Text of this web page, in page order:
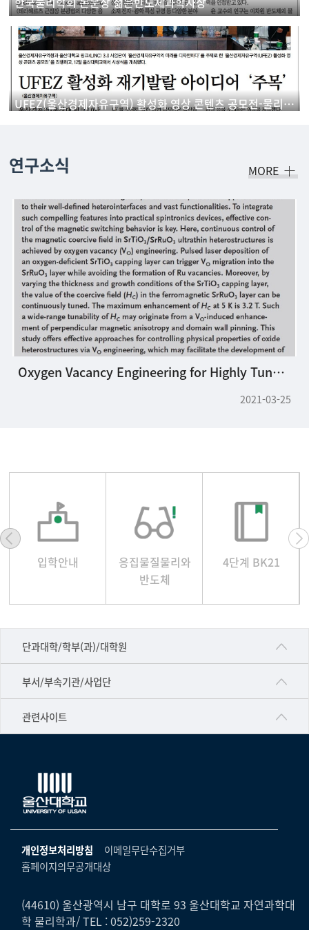
UFEZ(울산경제자유구역) 활성화 영상 콘텐츠 공모전-물리학과 학생 '우수상' 수상
연구소식 MORE
Oxygen Vacancy Engineering for Highly Tunable Ferromagnetic Properties: A Case of SrRuO3 Ultrathin Film with a SrTiO3 Capping Layer
2021-03-25
입학안내
응집물질물리와
반도체
4단계 BK21
단과대학/학부(과)/대학원
■인문대학
▷국어국문학부
▷일본어·일본학과
▷프랑스어·프랑스학과
▷스페인·중남미학과
▷철학·상담학과
■사회과학대학
▷사회과학부
부서/부속기관/사업단
공동기기센터
공학교육혁신센터
국제교류처
기초과학연구소
물리BK 미래혁신응집물질물리인재교육연구단
미래기술혁신융합형인재양성센터
관련사이트
건강가정지원센터
교수협의회
노동조합
생명윤리위원회
온라인 기술거래 플랫폼
울산대신문
울산대학교병원
개인정보처리방침
이메일무단수집거부
홈페이지의무공개대상
(44610) 울산광역시 남구 대학로 93 울산대학교 자연과학대
학 물리학과/ TEL : 052)259-2320